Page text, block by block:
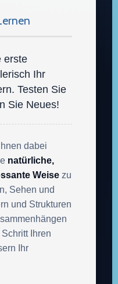
erste
Ihr
Testen Sie
Sie Neues!
dabei
natürliche,
Weise zu
Sehen und
und Strukturen
Ihren
Ihr